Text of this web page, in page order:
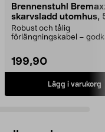
Brennenstuhl
skarvsladd utomhus,
Robust och tålig
förlängningskabel –
199,90
Lägg i varukorg